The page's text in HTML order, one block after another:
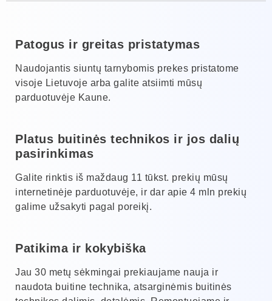
Patogus ir greitas pristatymas
Naudojantis siuntų tarnybomis prekes pristatome
visoje Lietuvoje arba galite atsiimti mūsų
parduotuvėje Kaune.
Platus buitinės technikos ir jos dalių
pasirinkimas
Galite rinktis iš maždaug 11 tūkst. prekių mūsų
internetinėje parduotuvėje, ir dar apie 4 mln prekių
galime užsakyti pagal poreikį.
Patikima ir kokybiška
Jau 30 metų sėkmingai prekiaujame nauja ir
naudota buitine technika, atsarginėmis buitinės